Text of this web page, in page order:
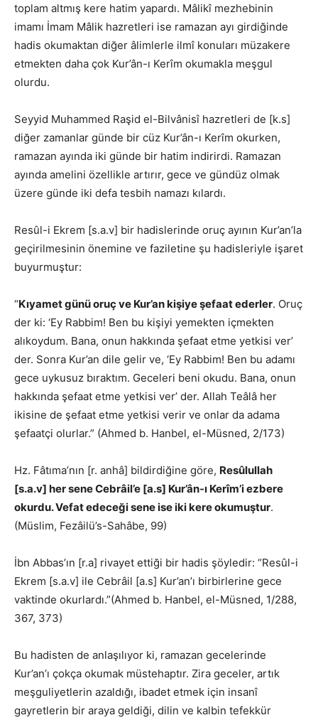
toplam altmış kere hatim yapardı. Mâlikî mezhebinin
imamı İmam Mâlik hazretleri ise ramazan ayı girdiğinde
hadis okumaktan diğer âlimlerle ilmî konuları müzakere
etmekten daha çok Kur’ân-ı Kerîm okumakla meşgul
olurdu.
Seyyid Muhammed Raşid el-Bilvânisî hazretleri de [k.s]
diğer zamanlar günde bir cüz Kur’ân-ı Kerîm okurken,
ramazan ayında iki günde bir hatim indirirdi. Ramazan
ayında amelini özellikle artırır, gece ve gündüz olmak
üzere günde iki defa tesbih namazı kılardı.
Resûl-i Ekrem [s.a.v] bir hadislerinde oruç ayının Kur’an’la
geçirilmesinin önemine ve faziletine şu hadisleriyle işaret
buyurmuştur:
“Kıyamet günü oruç ve Kur’an kişiye şefaat ederler. Oruç
der ki: ‘Ey Rabbim! Ben bu kişiyi yemekten içmekten
alıkoydum. Bana, onun hakkında şefaat etme yetkisi ver’
der. Sonra Kur’an dile gelir ve, ‘Ey Rabbim! Ben bu adamı
gece uykusuz bıraktım. Geceleri beni okudu. Bana, onun
hakkında şefaat etme yetkisi ver’ der. Allah Teâlâ her
ikisine de şefaat etme yetkisi verir ve onlar da adama
şefaatçi olurlar.” (Ahmed b. Hanbel, el-Müsned, 2/173)
Hz. Fâtıma’nın [r. anhâ] bildirdiğine göre, Resûlullah
[s.a.v] her sene Cebrâil’e [a.s] Kur’ân-ı Kerîm’i ezbere
okurdu. Vefat edeceği sene ise iki kere okumuştur.
(Müslim, Fezâilü’s-Sahâbe, 99)
İbn Abbas’ın [r.a] rivayet ettiği bir hadis şöyledir: “Resûl-i
Ekrem [s.a.v] ile Cebrâil [a.s] Kur’an’ı birbirlerine gece
vaktinde okurlardı.”(Ahmed b. Hanbel, el-Müsned, 1/288,
367, 373)
Bu hadisten de anlaşılıyor ki, ramazan gecelerinde
Kur’an’ı çokça okumak müstehaptır. Zira geceler, artık
meşguliyetlerin azaldığı, ibadet etmek için insanî
gayretlerin bir araya geldiği, dilin ve kalbin tefekkür